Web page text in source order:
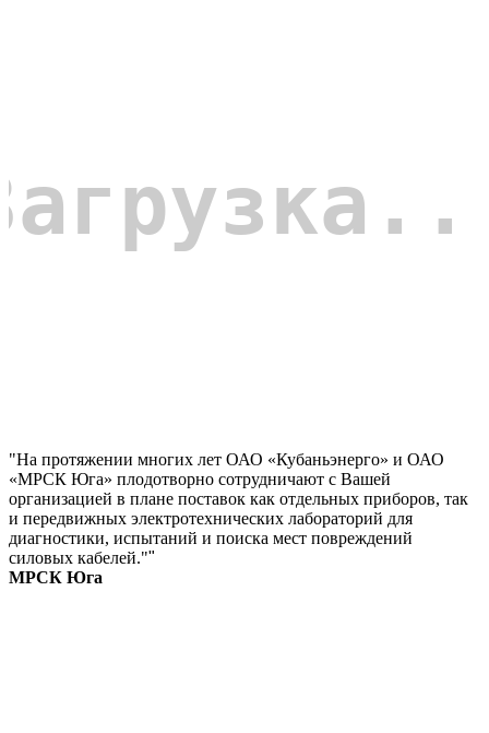
"На протяжении многих лет ОАО «Кубаньэнерго» и ОАО
«МРСК Юга» плодотворно сотрудничают с Вашей
организацией в плане поставок как отдельных приборов, так
и передвижных электротехнических лабораторий для
диагностики, испытаний и поиска мест повреждений
силовых кабелей.""
МРСК Юга